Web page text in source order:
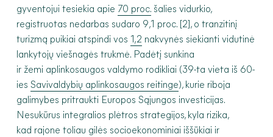
gyventojui tesiekia apie 70 proc.šalies vidurkio,
registruotas nedarbas sudaro 9,1 proc. [2] , o tranzitinį
turizmą puikiai atspindi vos 1,2 nakvynės siekianti vidutinė
lankytojų viešnagės trukmė. Padėtį sunkina
ir žemi aplinkosaugos valdymo rodikliai (39-ta vieta iš 60-
ies Savivaldybių aplinkosaugos reitinge), kurie riboja
galimybes pritraukti Europos Sąjungos investicijas.
Nesukūrus integralios plėtros strategijos, kyla rizika,
kad rajone toliau gilės socioekonominiai iššūkiai ir